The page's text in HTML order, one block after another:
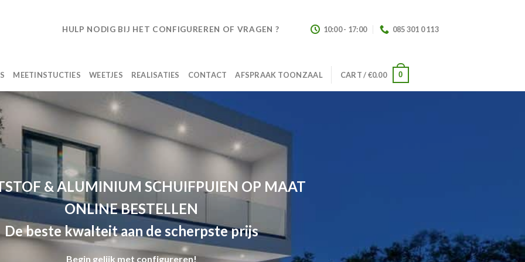
HULP NODIG BIJ HET CONFIGUREREN OF VRAGEN ? 10:00 - 17:00 085 301 0 113
MEETINSTUCTIES WEETJES REALISATIES CONTACT AFSPRAAK TOONZAAL CART /€0.00 0
& ALUMINIUM SCHUIFPUIEN OP MAAT
ONLINE BESTELLEN
De beste kwalteit aan de scherpste prijs
Begin gelijk met configureren!